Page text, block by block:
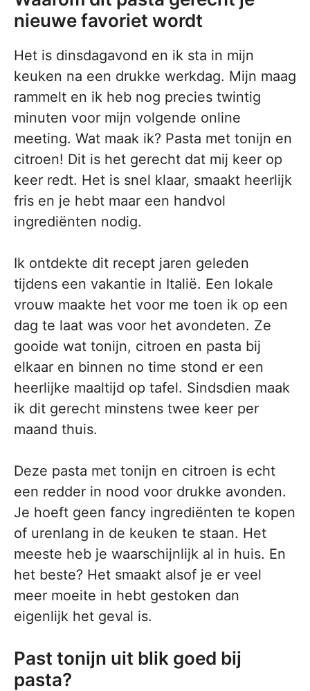
nieuwe favoriet wordt
Het is dinsdagavond en ik sta in mijn
keuken na een drukke werkdag. Mijn maag
rammelt en ik heb nog precies twintig
minuten voor mijn volgende online
meeting. Wat maak ik? Pasta met tonijn en
citroen! Dit is het gerecht dat mij keer op
keer redt. Het is snel klaar, smaakt heerlijk
fris en je hebt maar een handvol
ingrediënten nodig.
Ik ontdekte dit recept jaren geleden
tijdens een vakantie in Italië. Een lokale
vrouw maakte het voor me toen ik op een
dag te laat was voor het avondeten. Ze
gooide wat tonijn, citroen en pasta bij
elkaar en binnen no time stond er een
heerlijke maaltijd op tafel. Sindsdien maak
ik dit gerecht minstens twee keer per
maand thuis.
Deze pasta met tonijn en citroen is echt
een redder in nood voor drukke avonden.
Je hoeft geen fancy ingrediënten te kopen
of urenlang in de keuken te staan. Het
meeste heb je waarschijnlijk al in huis. En
het beste? Het smaakt alsof je er veel
meer moeite in hebt gestoken dan
eigenlijk het geval is.
Past tonijn uit blik goed bij
pasta?